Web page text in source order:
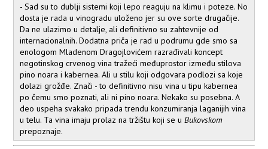
- Sad su to dublji sistemi koji lepo reaguju na klimu i poteze. No
dosta je rada u vinogradu uloženo jer su ove sorte drugačije.
Da ne ulazimo u detalje, ali definitivno su zahtevnije od
internacionalnih. Dodatna priča je rad u podrumu gde smo sa
enologom Mladenom Dragojlovićem razrađivali koncept
negotinskog crvenog vina tražeći međuprostor između stilova
pino noara i kabernea. Ali u stilu koji odgovara podlozi sa koje
dolazi grožđe. Znači - to definitivno nisu vina u tipu kabernea
po čemu smo poznati, ali ni pino noara. Nekako su posebna. A
deo uspeha svakako pripada trendu konzumiranja laganijih vina
u telu. Ta vina imaju prolaz na tržištu koji se uBukovskom
prepoznaje.